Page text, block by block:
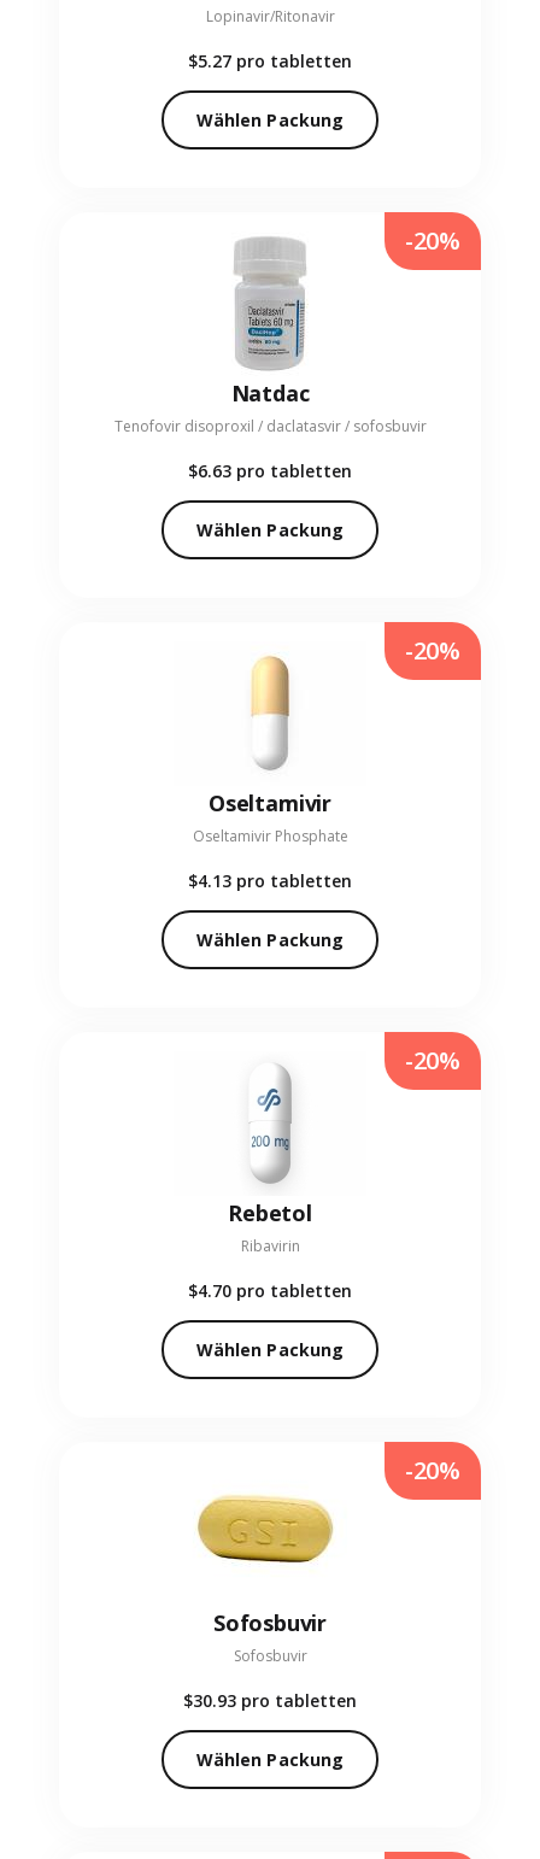
Lopinavir/Ritonavir
$5.27 pro tabletten
Wählen Packung
Natdac
Tenofovir disoproxil / daclatasvir / sofosbuvir
$6.63 pro tabletten
Wählen Packung
-20%
Oseltamivir
Oseltamivir Phosphate
$4.13 pro tabletten
Wählen Packung
-20%
Rebetol
Ribavirin
$4.70 pro tabletten
Wählen Packung
-20%
Sofosbuvir
Sofosbuvir
$30.93 pro tabletten
Wählen Packung
-20%